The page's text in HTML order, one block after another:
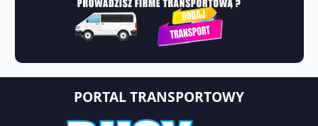
PORTAL TRANSPORTOWY